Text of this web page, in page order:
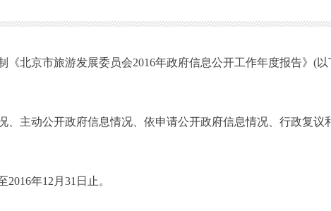
北京市旅游发展委员会2016年政府信息公开工作年度报告》(以
主动公开政府信息情况、依申请公开政府信息情况、行政复议
年12月31日止。